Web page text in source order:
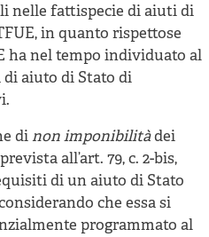
nelle fattispecie di aiuti di
in quanto rispettose
ha nel tempo individuato al
aiuto di Stato di
dinon imponibilitàdei
all’art. 79, c. 2-bis,
di un aiuto di Stato
che essa si
programmato al